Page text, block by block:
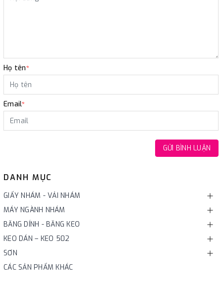
DANH MỤC
GIẤY NHÁM - VẢI NHÁM
MÁY NGÀNH NHÁM
BĂNG DÍNH - BĂNG KEO
KEO DÁN – KEO 502
SƠN
CÁC SẢN PHẨM KHÁC
Họ tên*
Email*
GỬI BÌNH LUẬN